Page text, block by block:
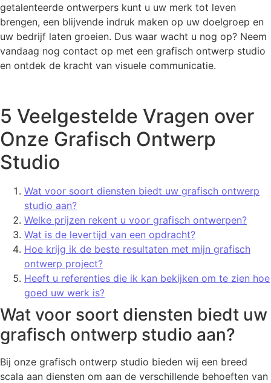
getalenteerde ontwerpers kunt u uw merk tot leven
brengen, een blijvende indruk maken op uw doelgroep en
uw bedrijf laten groeien. Dus waar wacht u nog op? Neem
vandaag nog contact op met een grafisch ontwerp studio
en ontdek de kracht van visuele communicatie.
5 Veelgestelde Vragen over
Onze Grafisch Ontwerp
Studio
Wat voor soort diensten biedt uw grafisch ontwerp
studio aan?
Welke prijzen rekent u voor grafisch ontwerpen?
Wat is de levertijd van een opdracht?
Hoe krijg ik de beste resultaten met mijn grafisch
ontwerp project?
Heeft u referenties die ik kan bekijken om te zien hoe
goed uw werk is?
Wat voor soort diensten biedt uw
grafisch ontwerp studio aan?
Bij onze grafisch ontwerp studio bieden wij een breed
scala aan diensten om aan de verschillende behoeften van